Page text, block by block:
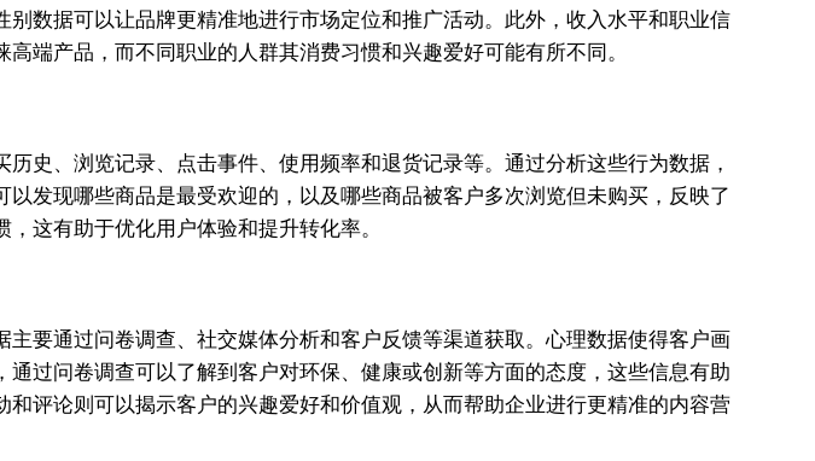
数据可以让品牌更精准地进行市场定位和推广活动。此外，收入水平和职业信
端产品，而不同职业的人群其消费习惯和兴趣爱好可能有所不同。
史、浏览记录、点击事件、使用频率和退货记录等。通过分析这些行为数据，
发现哪些商品是最受欢迎的，以及哪些商品被客户多次浏览但未购买，反映了
这有助于优化用户体验和提升转化率。
要通过问卷调查、社交媒体分析和客户反馈等渠道获取。心理数据使得客户画
过问卷调查可以了解到客户对环保、健康或创新等方面的态度，这些信息有助
评论则可以揭示客户的兴趣爱好和价值观，从而帮助企业进行更精准的内容营